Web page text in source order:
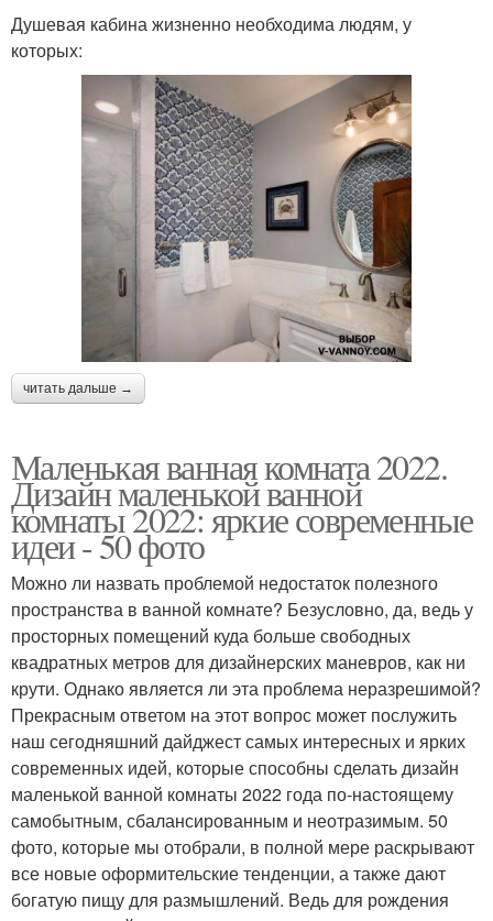
Душевая кабина жизненно необходима людям, у
которых:
читать дальше →
Маленькая ванная комната 2022.
Дизайн маленькой ванной
комнаты 2022: яркие современные
идеи - 50 фото
Можно ли назвать проблемой недостаток полезного
пространства в ванной комнате? Безусловно, да, ведь у
просторных помещений куда больше свободных
квадратных метров для дизайнерских маневров, как ни
крути. Однако является ли эта проблема неразрешимой?
Прекрасным ответом на этот вопрос может послужить
наш сегодняшний дайджест самых интересных и ярких
современных идей, которые способны сделать дизайн
маленькой ванной комнаты 2022 года по-настоящему
самобытным, сбалансированным и неотразимым. 50
фото, которые мы отобрали, в полной мере раскрывают
все новые оформительские тенденции, а также дают
богатую пищу для размышлений. Ведь для рождения